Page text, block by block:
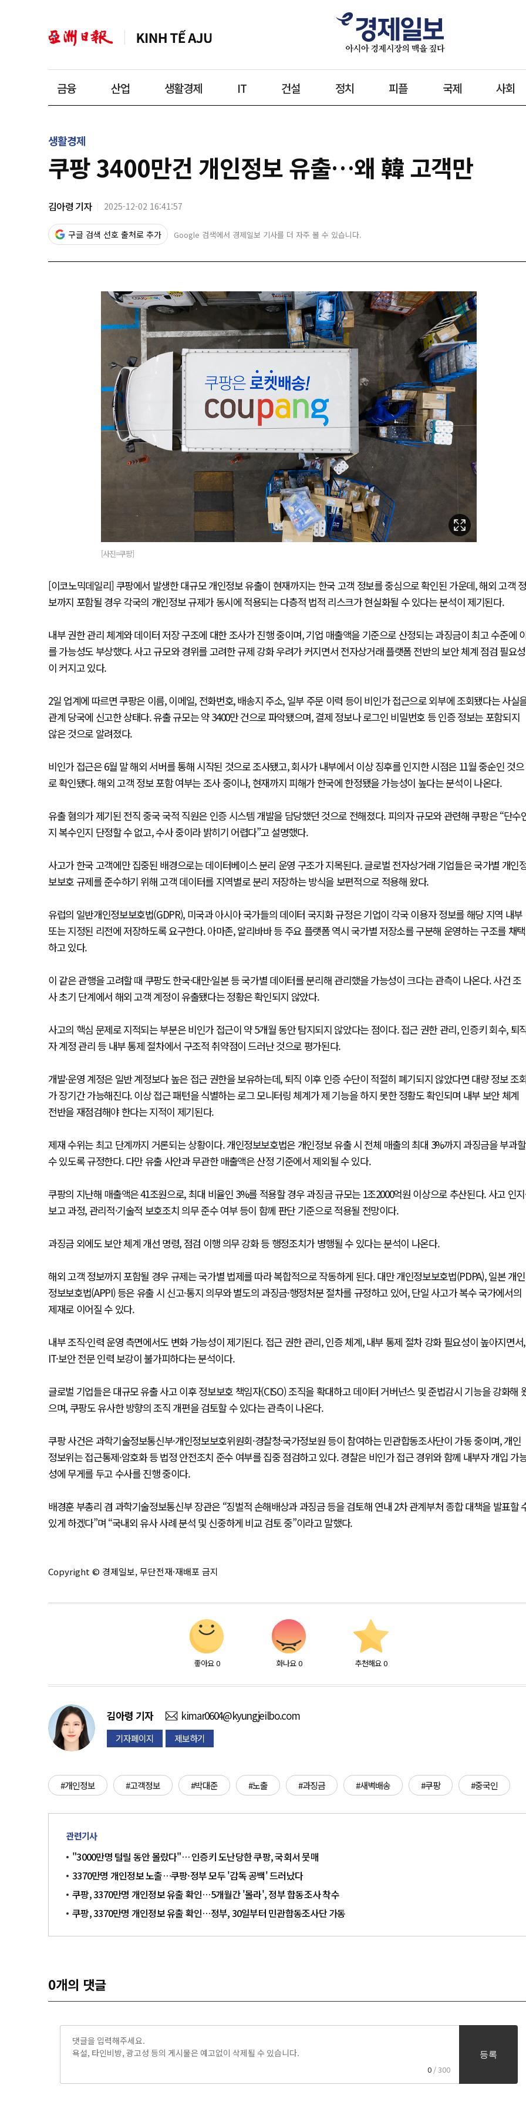
금융 산업 생활경제 IT 건설 정치 피플 국제 사회
생활경제
쿠팡 3400만건 개인정보 유출…왜 韓 고객만
김아령 기자 2025-12-02 16:41:57
구글 검색 선호 출처로 추가 Google 검색에서 경제일보 기사를 더 자주 볼 수 있습니다.
[사진=쿠팡]
[이코노믹데일리] 쿠팡에서 발생한 대규모 개인정보 유출이 현재까지는 한국 고객 정보를 중심으로 확인된 가운데, 해외 고객 정
보까지 포함될 경우 각국의 개인정보 규제가 동시에 적용되는 다층적 법적 리스크가 현실화될 수 있다는 분석이 제기된다.
내부 권한 관리 체계와 데이터 저장 구조에 대한 조사가 진행 중이며, 기업 매출액을 기준으로 산정되는 과징금이 최고 수준에
를 가능성도 부상했다. 사고 규모와 경위를 고려한 규제 강화 우려가 커지면서 전자상거래 플랫폼 전반의 보안 체계 점검 필요성
이 커지고 있다.
2일 업계에 따르면 쿠팡은 이름, 이메일, 전화번호, 배송지 주소, 일부 주문 이력 등이 비인가 접근으로 외부에 조회됐다는 사실
관계 당국에 신고한 상태다. 유출 규모는 약 3400만 건으로 파악됐으며, 결제 정보나 로그인 비밀번호 등 인증 정보는 포함되지
않은 것으로 알려졌다.
비인가 접근은 6월 말 해외 서버를 통해 시작된 것으로 조사됐고, 회사가 내부에서 이상 징후를 인지한 시점은 11월 중순인 것으
로 확인됐다. 해외 고객 정보 포함 여부는 조사 중이나, 현재까지 피해가 한국에 한정됐을 가능성이 높다는 분석이 나온다.
유출 혐의가 제기된 전직 중국 국적 직원은 인증 시스템 개발을 담당했던 것으로 전해졌다. 피의자 규모와 관련해 쿠팡은 “단수
지 복수인지 단정할 수 없고, 수사 중이라 밝히기 어렵다”고 설명했다.
사고가 한국 고객에만 집중된 배경으로는 데이터베이스 분리 운영 구조가 지목된다. 글로벌 전자상거래 기업들은 국가별 개인
보보호 규제를 준수하기 위해 고객 데이터를 지역별로 분리 저장하는 방식을 보편적으로 적용해 왔다.
유럽의 일반개인정보보호법(GDPR), 미국과 아시아 국가들의 데이터 국지화 규정은 기업이 각국 이용자 정보를 해당 지역 내부
또는 지정된 리전에 저장하도록 요구한다. 아마존, 알리바바 등 주요 플랫폼 역시 국가별 저장소를 구분해 운영하는 구조를 채택
하고 있다.
이 같은 관행을 고려할 때 쿠팡도 한국·대만·일본 등 국가별 데이터를 분리해 관리했을 가능성이 크다는 관측이 나온다. 사건 조
사 초기 단계에서 해외 고객 계정이 유출됐다는 정황은 확인되지 않았다.
사고의 핵심 문제로 지적되는 부분은 비인가 접근이 약 5개월 동안 탐지되지 않았다는 점이다. 접근 권한 관리, 인증키 회수, 퇴
자 계정 관리 등 내부 통제 절차에서 구조적 취약점이 드러난 것으로 평가된다.
개발·운영 계정은 일반 계정보다 높은 접근 권한을 보유하는데, 퇴직 이후 인증 수단이 적절히 폐기되지 않았다면 대량 정보 조회
가 장기간 가능해진다. 이상 접근 패턴을 식별하는 로그 모니터링 체계가 제 기능을 하지 못한 정황도 확인되며 내부 보안 체계
전반을 재점검해야 한다는 지적이 제기된다.
제재 수위는 최고 단계까지 거론되는 상황이다. 개인정보보호법은 개인정보 유출 시 전체 매출의 최대 3%까지 과징금을 부과할
수 있도록 규정한다. 다만 유출 사안과 무관한 매출액은 산정 기준에서 제외될 수 있다.
쿠팡의 지난해 매출액은 41조원으로, 최대 비율인 3%를 적용할 경우 과징금 규모는 1조2000억원 이상으로 추산된다. 사고 인지
보고 과정, 관리적·기술적 보호조치 의무 준수 여부 등이 함께 판단 기준으로 적용될 전망이다.
과징금 외에도 보안 체계 개선 명령, 점검 이행 의무 강화 등 행정조치가 병행될 수 있다는 분석이 나온다.
해외 고객 정보까지 포함될 경우 규제는 국가별 법제를 따라 복합적으로 작동하게 된다. 대만 개인정보보호법(PDPA), 일본 개인
정보보호법(APPI) 등은 유출 시 신고·통지 의무와 별도의 과징금·행정처분 절차를 규정하고 있어, 단일 사고가 복수 국가에서의
제재로 이어질 수 있다.
내부 조직·인력 운영 측면에서도 변화 가능성이 제기된다. 접근 권한 관리, 인증 체계, 내부 통제 절차 강화 필요성이 높아지면서,
IT·보안 전문 인력 보강이 불가피하다는 분석이다.
글로벌 기업들은 대규모 유출 사고 이후 정보보호 책임자(CISO) 조직을 확대하고 데이터 거버넌스 및 준법감시 기능을 강화해
으며, 쿠팡도 유사한 방향의 조직 개편을 검토할 수 있다는 관측이 나온다.
쿠팡 사건은 과학기술정보통신부·개인정보보호위원회·경찰청·국가정보원 등이 참여하는 민관합동조사단이 가동 중이며, 개인
정보위는 접근통제·암호화 등 법정 안전조치 준수 여부를 집중 점검하고 있다. 경찰은 비인가 접근 경위와 함께 내부자 개입 가
성에 무게를 두고 수사를 진행 중이다.
배경훈 부총리 겸 과학기술정보통신부 장관은 “징벌적 손해배상과 과징금 등을 검토해 연내 2차 관계부처 종합 대책을 발표할
있게 하겠다”며 “국내외 유사 사례 분석 및 신중하게 비교 검토 중”이라고 말했다.
Copyright © 경제일보, 무단전재·재배포 금지
좋아요 0 화나요 0 추천해요 0
김아령 기자 kimar0604@kyungjeilbo.com
기자페이지 제보하기
#개인정보 #고객정보 #박대준 #노출 #과징금 #새벽배송 #쿠팡 #중국인
관련기사
"3000만명 털릴 동안 몰랐다"… 인증키 도난당한 쿠팡, 국회서 뭇매
3370만명 개인정보 노출…쿠팡·정부 모두 '감독 공백' 드러났다
쿠팡, 3370만명 개인정보 유출 확인…5개월간 '몰라', 정부 합동조사 착수
쿠팡, 3370만명 개인정보 유출 확인…정부, 30일부터 민관합동조사단 가동
0개의 댓글
0 / 300
등록